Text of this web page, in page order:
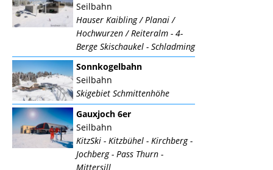
Seilbahn
Hauser Kaibling / Planai /
Hochwurzen / Reiteralm - 4-
Berge Skischaukel - Schladming
Sonnkogelbahn
Seilbahn
Skigebiet Schmittenhöhe
Gauxjoch 6er
Seilbahn
KitzSki - Kitzbühel - Kirchberg -
Jochberg - Pass Thurn -
Mittersill